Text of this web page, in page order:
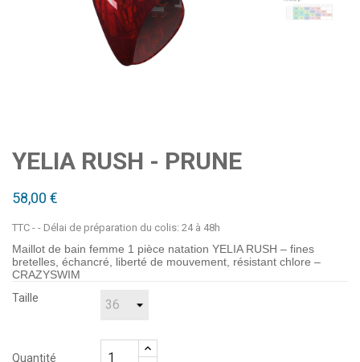
YELIA RUSH - PRUNE
58,00 €
TTC - Délai de préparation du colis: 24 à 48h
Maillot de bain femme 1 pièce natation YELIA RUSH – fines
bretelles, échancré, liberté de mouvement, résistant chlore –
CRAZYSWIM
Taille
Quantité